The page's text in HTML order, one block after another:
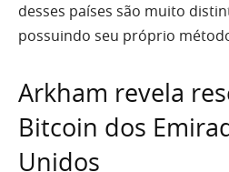
desses países são muito
possuindo seu próprio
Arkham revela
Bitcoin dos
Unidos